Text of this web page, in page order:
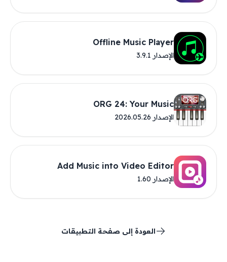
Offline Music Player
الإصدار 3.9.1
ORG 24: Your Music
الإصدار 2026.05.26
Add Music into Video Editor
الإصدار 1.60
العودة إلى صفحة التطبيقات